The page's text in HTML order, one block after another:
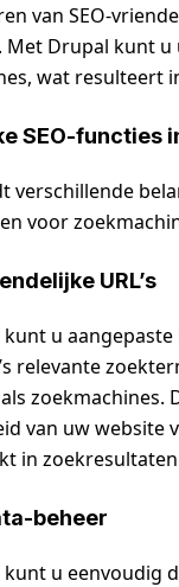
van SEO-
Met Drupal kunt u
wat resulteert
SEO-functies
verschillende
voor
URL’s
u aangepaste
relevante
zoekmachines.
van uw website
in
beheer
u eenvoudig